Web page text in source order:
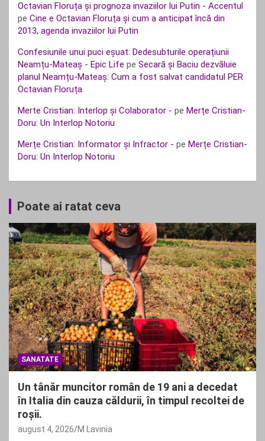
Octavian Floruța și prognoza invaziilor lui Putin - Accentul
pe Cine e Octavian Floruța și cum a anticipat încă din
2013, agenda invaziilor lui Putin
Confesiunile unui puci eșuat: Dedesubturile operațiunii
Neamțu-Mateaș - Epic Life pe Secară și Baciu dezvăluie
planul Neamțu-Mateaș: Cum a fost salvat candidatul PER
Octavian Floruța
Merte Cristian: Interlop și Colaborator - pe Merțe Cristian-
Doru: Un Interlop Notoriu
Merțe Cristian: Informator și Infractor - pe Merțe Cristian-
Doru: Un Interlop Notoriu
Poate ai ratat ceva
SANATATE
Un tânăr muncitor român de 19 ani a decedat
în Italia din cauza căldurii, în timpul recoltei de
roșii.
august 4, 2026 M Lavinia